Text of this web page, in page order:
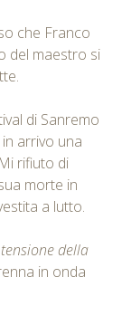
che Franco
del maestro si
di Sanremo
arrivo una
rifiuto di
morte in
a lutto.
della
in onda